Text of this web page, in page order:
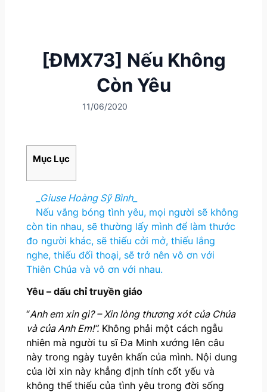
[ĐMX73] Nếu Không
Còn Yêu
11/06/2020
Mục Lục
Giuse Hoàng Sỹ Bình_
Nếu vắng bóng tình yêu, mọi người sẽ không
còn tin nhau, sẽ thường lấy mình để làm thước
đo người khác, sẽ thiếu cởi mở, thiếu lắng
nghe, thiếu đối thoại, sẽ trở nên vô ơn với
Thiên Chúa và vô ơn với nhau.
Yêu – dấu chỉ truyền giáo
“Anh em xin gì? – Xin lòng thương xót của Chúa
và của Anh Em!”.Không phải một cách ngẫu
nhiên mà người tu sĩ Đa Minh xướng lên câu
này trong ngày tuyên khấn của mình. Nội dung
của lời xin này khẳng định tính cốt yếu và
không thể thiếu của tình yêu trong đời sống